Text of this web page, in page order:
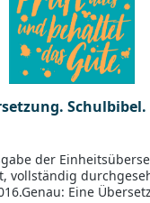
Schulbibel.
der
vollständig
Eine